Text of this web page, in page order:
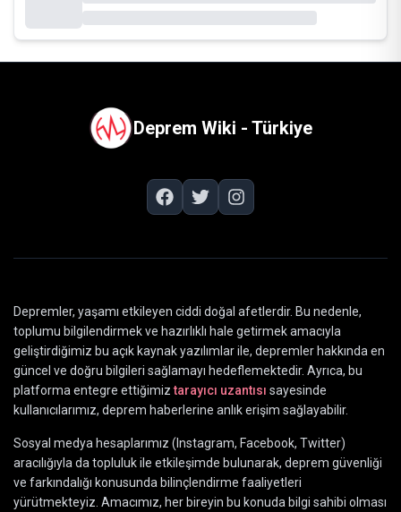
Deprem Wiki - Türkiye
Depremler, yaşamı etkileyen ciddi doğal afetlerdir. Bu nedenle,
toplumu bilgilendirmek ve hazırlıklı hale getirmek amacıyla
geliştirdiğimiz bu açık kaynak yazılımlar ile, depremler hakkında en
güncel ve doğru bilgileri sağlamayı hedeflemektedir. Ayrıca, bu
platforma entegre ettiğimiz tarayıcı uzantısı sayesinde
kullanıcılarımız, deprem haberlerine anlık erişim sağlayabilir.
Sosyal medya hesaplarımız (Instagram, Facebook, Twitter)
aracılığıyla da topluluk ile etkileşimde bulunarak, deprem güvenliği
ve farkındalığı konusunda bilinçlendirme faaliyetleri
yürütmekteyiz. Amacımız, her bireyin bu konuda bilgi sahibi olması